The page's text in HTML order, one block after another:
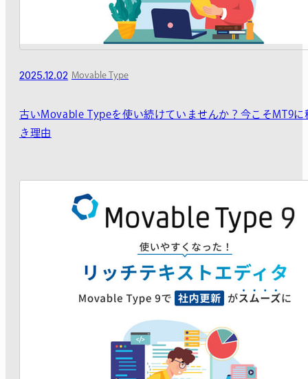
2025.12.02 Movable Type
古いMovable Typeを使い続けていませんか？今こそMT9に
き理由